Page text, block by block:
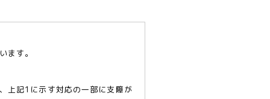
ます。
上記1に示す対応の一部に支障が